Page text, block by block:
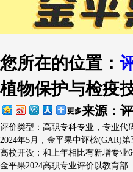
学术期刊评价
学术会议
排行简介
您所在的位置：
植物保护与检疫
来源：
更多
评价类型：高职专科专业，专业代
2024年5月，金平果中评榜(GAR)
高校开设；和上年相比有新增专业6
金平果2024高职专业评价以教育